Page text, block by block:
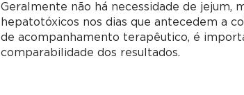
Geralmente não há necessidade de jejum,
hepatotóxicos nos dias que antecedem a
de acompanhamento terapêutico, é
comparabilidade dos resultados.